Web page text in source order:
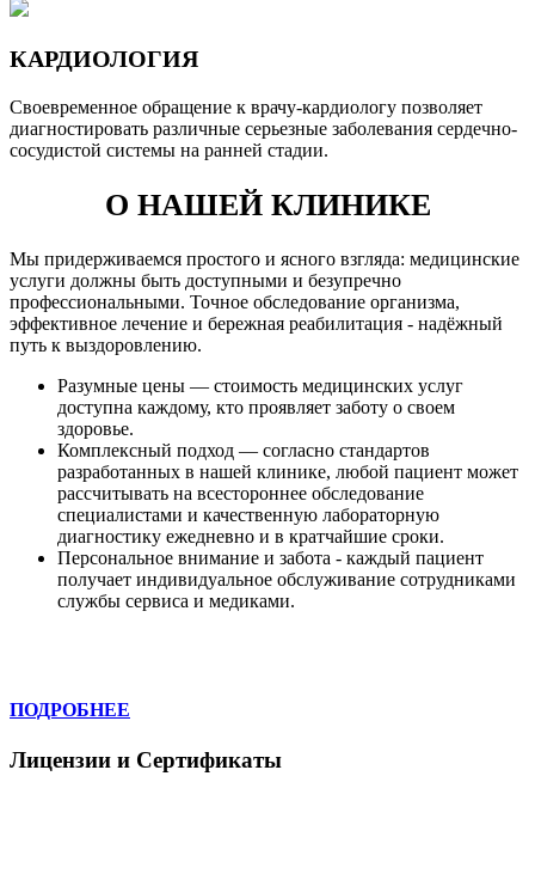
КАРДИОЛОГИЯ
Своевременное обращение к врачу-кардиологу позволяет
диагностировать различные серьезные заболевания сердечно-
сосудистой системы на ранней стадии.
О НАШЕЙ КЛИНИКЕ
Мы придерживаемся простого и ясного взгляда: медицинские
услуги должны быть доступными и безупречно
профессиональными. Точное обследование организма,
эффективное лечение и бережная реабилитация - надёжный
путь к выздоровлению.
Разумные цены — стоимость медицинских услуг
доступна каждому, кто проявляет заботу о своем
здоровье.
Комплексный подход — согласно стандартов
разработанных в нашей клинике, любой пациент может
рассчитывать на всестороннее обследование
специалистами и качественную лабораторную
диагностику ежедневно и в кратчайшие сроки.
Персональное внимание и забота - каждый пациент
получает индивидуальное обслуживание сотрудниками
службы сервиса и медиками.
ПОДРОБНЕЕ
Лицензии и Сертификаты